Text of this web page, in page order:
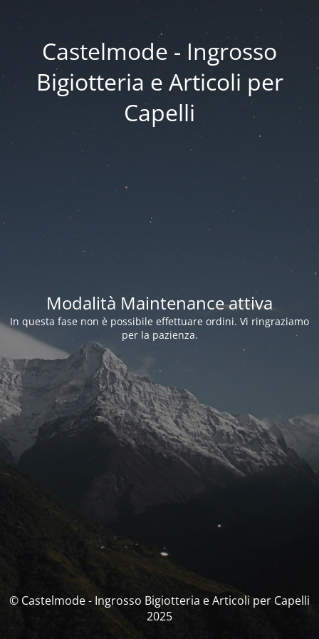
Castelmode - Ingrosso
Bigiotteria e Articoli per
Capelli
Modalità Maintenance attiva
In questa fase non è possibile effettuare ordini. Vi ringraziamo
per la pazienza.
© Castelmode - Ingrosso Bigiotteria e Articoli per Capelli
2025